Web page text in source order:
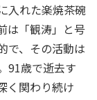
入れた楽焼茶碗
は「観涛」と号
で、その活動は
91歳で逝去す
く関わり続け